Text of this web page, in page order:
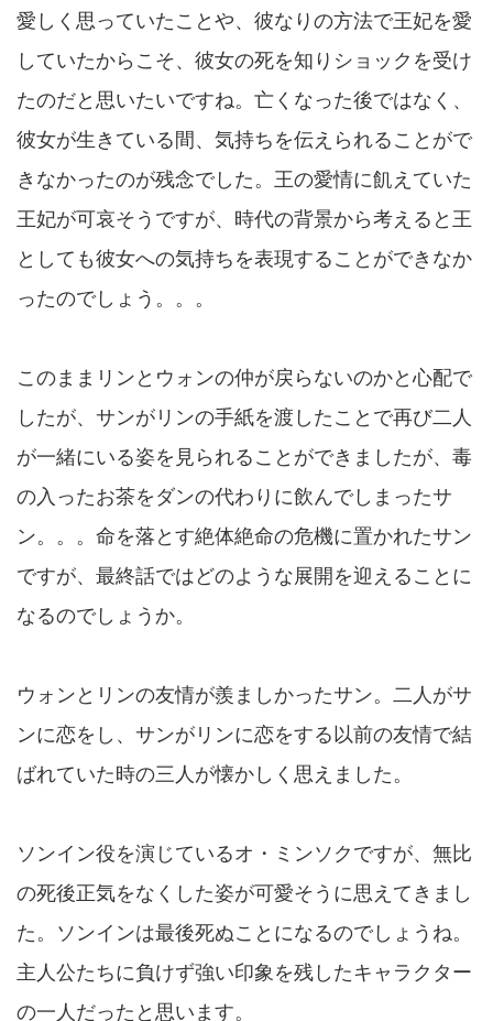
愛しく思っていたことや、彼なりの方法で王妃を愛
していたからこそ、彼女の死を知りショックを受け
たのだと思いたいですね。亡くなった後ではなく、
彼女が生きている間、気持ちを伝えられることがで
きなかったのが残念でした。王の愛情に飢えていた
王妃が可哀そうですが、時代の背景から考えると王
としても彼女への気持ちを表現することができなか
ったのでしょう。。。
このままリンとウォンの仲が戻らないのかと心配で
したが、サンがリンの手紙を渡したことで再び二人
が一緒にいる姿を見られることができましたが、毒
の入ったお茶をダンの代わりに飲んでしまったサ
ン。。。命を落とす絶体絶命の危機に置かれたサン
ですが、最終話ではどのような展開を迎えることに
なるのでしょうか。
ウォンとリンの友情が羨ましかったサン。二人がサ
ンに恋をし、サンがリンに恋をする以前の友情で結
ばれていた時の三人が懐かしく思えました。
ソンイン役を演じているオ・ミンソクですが、無比
の死後正気をなくした姿が可愛そうに思えてきまし
た。ソンインは最後死ぬことになるのでしょうね。
主人公たちに負けず強い印象を残したキャラクター
の一人だったと思います。